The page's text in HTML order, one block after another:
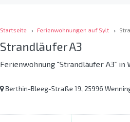
Startseite Ferienwohnungen auf Sylt
Strandläufer A3
Ferienwohnung "Strandläufer A3"
Berthin-Bleeg-Straße 19, 25996